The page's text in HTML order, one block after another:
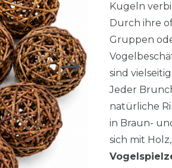
Kugeln
Durch ihre
Gruppen
sind
Jeder
natürliche
in Braun-
sich mit